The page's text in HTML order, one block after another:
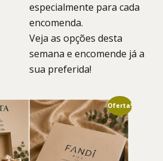
especialmente para cada
encomenda.
Veja as opções desta
semana e encomende já a
sua preferida!
Oferta!